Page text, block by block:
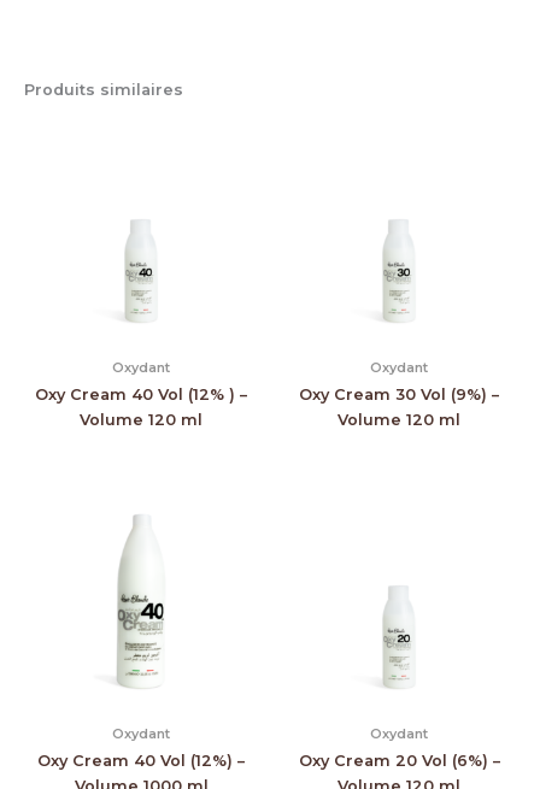
Produits similaires
Oxydant
Oxy Cream 40 Vol (12% ) –
Volume 120 ml
Oxydant
Oxy Cream 30 Vol (9%) –
Volume 120 ml
Oxydant
Oxy Cream 40 Vol (12%) –
Oxydant
Oxy Cream 20 Vol (6%) –